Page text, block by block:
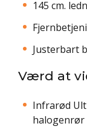
145 cm.
Justerbart
Værd at
Infrarød
halogenrør